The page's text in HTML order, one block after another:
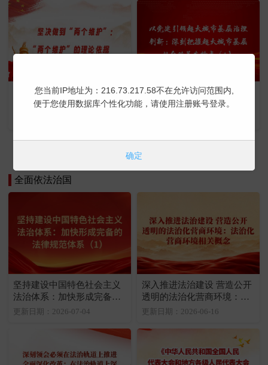
坚决做到“两个维护”：“两个
维护”的理论依据
以党建引领超大城市基层治
理创新：深刻把握超大城市
更多讲座 | 立即学习
全面依法治国
坚持建设中国特色社会主义
法治体系：加快形成完备的
法律规范体系（1）
更新日期：2026-07-04
深入推进法治建设 营造公开
透明的法治化营商环境：法
治化营商环境相关概念
更新日期：2026-06-16
您当前IP地址为：216.73.217.58不在允许访问范围内,
便于您使用数据库个性化功能，请使用注册账号登录。
确定